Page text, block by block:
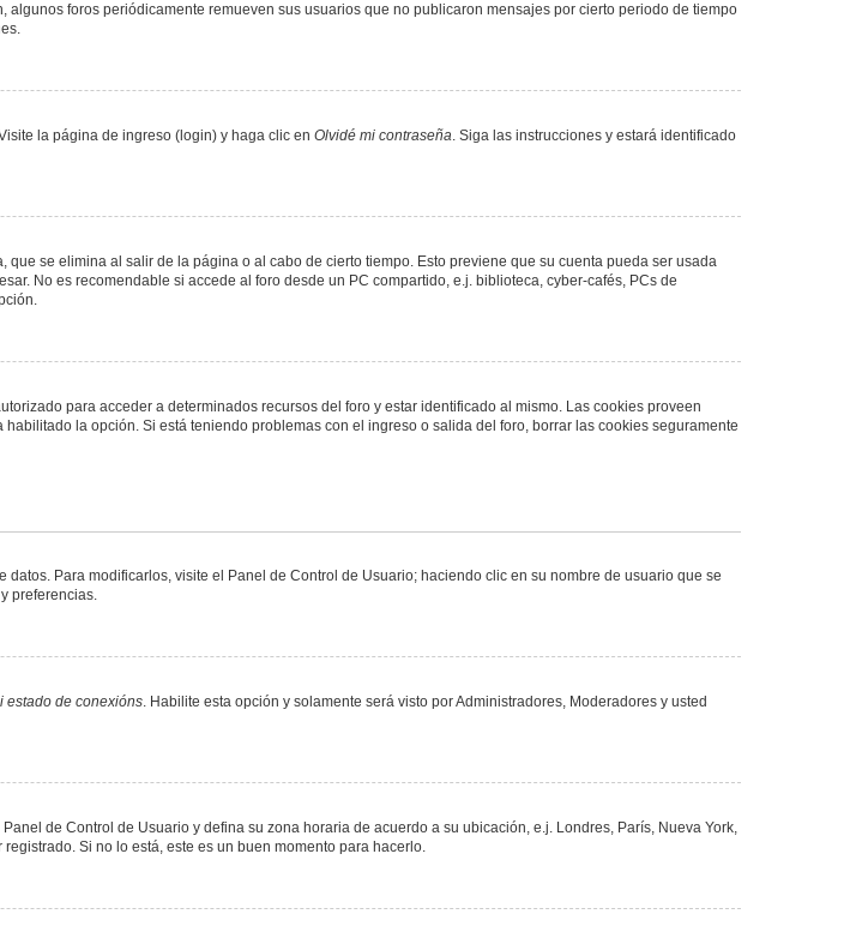
foros periódicamente remueven sus usuarios que no publicaron mensajes por cierto periodo de tiempo
la página de ingreso (login) y haga clic en Olvidé mi contraseña. Siga las instrucciones y estará identificado
se elimina al salir de la página o al cabo de cierto tiempo. Esto previene que su cuenta pueda ser usada
No es recomendable si accede al foro desde un PC compartido, e.j. biblioteca, cyber-cafés, PCs de
para acceder a determinados recursos del foro y estar identificado al mismo. Las cookies proveen
la opción. Si está teniendo problemas con el ingreso o salida del foro, borrar las cookies seguramente
Para modificarlos, visite el Panel de Control de Usuario; haciendo clic en su nombre de usuario que se
preferencias.
estado de conexións. Habilite esta opción y solamente será visto por Administradores, Moderadores y usted
de Control de Usuario y defina su zona horaria de acuerdo a su ubicación, e.j. Londres, París, Nueva York,
Si no lo está, este es un buen momento para hacerlo.